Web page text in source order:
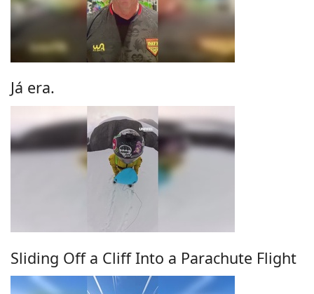
Já era.
Sliding Off a Cliff Into a Parachute Flight